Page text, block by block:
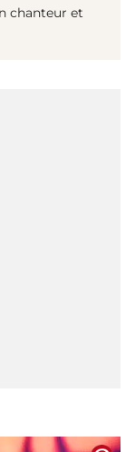
chanteur et